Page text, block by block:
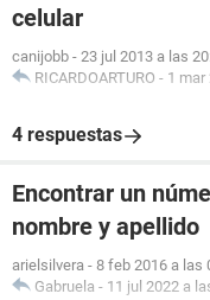
celular
canijobb - 23 jul 2013 a las
RICARDOARTURO - 1 mar
4 respuestas
Encontrar un
nombre y apellido
arielsilvera - 8 feb 2016 a las
Gabruela - 11 jul 2022 a